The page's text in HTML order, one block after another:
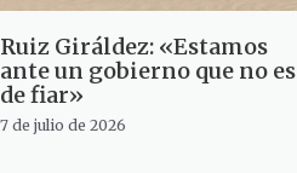
Ruiz Giráldez: «Estamos
ante un gobierno que no es
de fiar»
7 de julio de 2026